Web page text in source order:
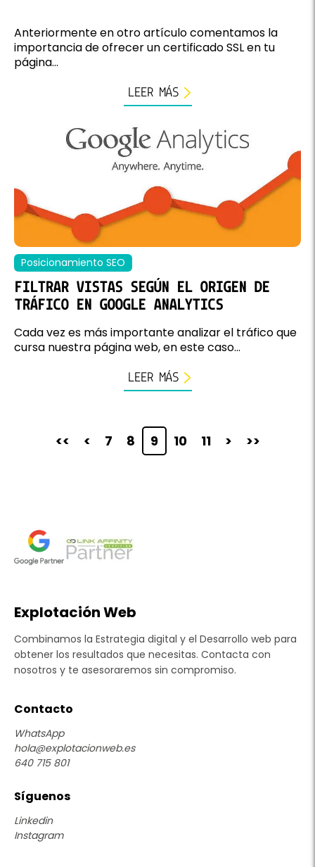
Anteriormente en otro artículo comentamos la
importancia de ofrecer un certificado SSL en tu
página...
LEER MÁS
Posicionamiento SEO
FILTRAR VISTAS SEGÚN EL ORIGEN DE
TRÁFICO EN GOOGLE ANALYTICS
Cada vez es más importante analizar el tráfico que
cursa nuestra página web, en este caso...
LEER MÁS
<< < 7 8 9 10 11 > >>
Explotación Web
Combinamos la Estrategia digital y el Desarrollo web para
obtener los resultados que necesitas. Contacta con
nosotros y te asesoraremos sin compromiso.
Contacto
WhatsApp
hola@explotacionweb.es
640 715 801
Síguenos
Linkedin
Instagram